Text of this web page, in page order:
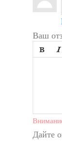
Ваш
 
Дайте